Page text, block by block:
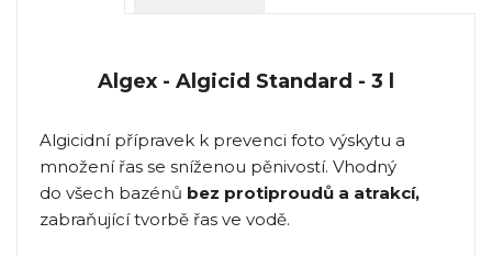
Algex - Algicid Standard - 3 l
Algicidní přípravek k prevenci foto výskytu a
množení řas se sníženou pěnivostí. Vhodný
do všech bazénů bez protiproudů a atrakcí,
zabraňující tvorbě řas ve vodě.